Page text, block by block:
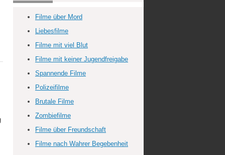
Filme über Mord
Liebesfilme
Filme mit viel Blut
Filme mit keiner Jugendfreigabe
Spannende Filme
Polizeifilme
Brutale Filme
Zombiefilme
Filme über Freundschaft
Filme nach Wahrer Begebenheit